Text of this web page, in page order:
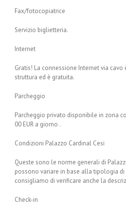
Fax/fotocopiatrice
Servizio biglietteria.
Internet
Gratis! La connessione Internet via
struttura ed è gratuita.
Parcheggio
Parcheggio privato disponibile in zona
00 EUR a giorno .
Condizioni Palazzo Cardinal Cesi
Queste sono le norme generali di
possono variare in base alla tipologia di
consigliamo di verificare anche la
Check-in